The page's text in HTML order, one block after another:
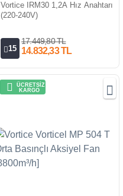
Vortice IRM30 1,2A Hız Anahtarı
(220-240V)
15
17.449,80 TL
14.832,33 TL
ÜCRETSİZ
KARGO